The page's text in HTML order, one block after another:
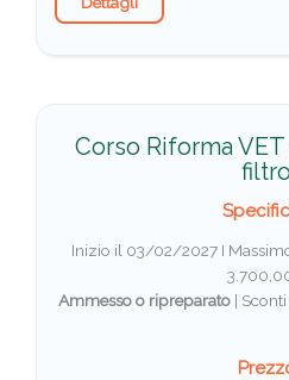
Corso Riforma
filtro
Inizio il 03/02/2027 I
Ammesso o ripreparato|